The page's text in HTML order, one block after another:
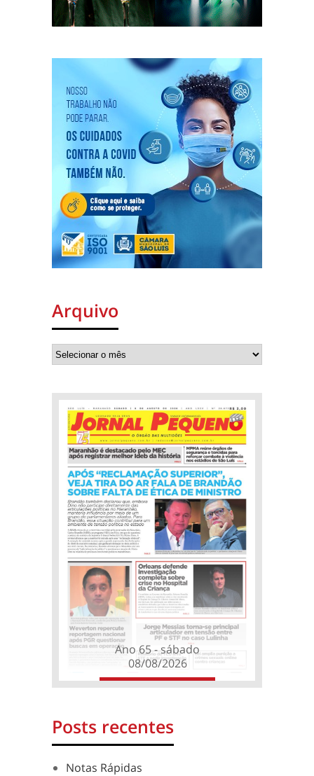
Arquivo
Ano 65 - sábado
08/08/2026
Posts recentes
Notas Rápidas